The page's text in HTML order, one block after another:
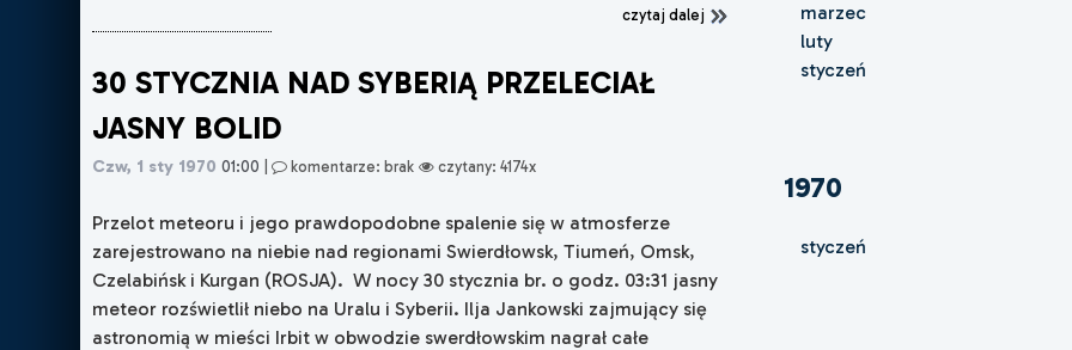
czytaj dalej
30 STYCZNIA NAD SYBERIĄ PRZELECIAŁ
JASNY BOLID
Czw, 1 sty 1970 01:00 | komentarze: brak czytany: 4174x
Przelot meteoru i jego prawdopodobne spalenie się w atmosferze
zarejestrowano na niebie nad regionami Swierdłowsk, Tiumeń, Omsk,
Czelabińsk i Kurgan (ROSJA). W nocy 30 stycznia br. o godz. 03:31 jasny
meteor rozświetlił niebo na Uralu i Syberii. Ilja Jankowski zajmujący się
astronomią w mieści Irbit w obwodzie swerdłowskim nagrał całe
marzec
luty
styczeń
1970
styczeń